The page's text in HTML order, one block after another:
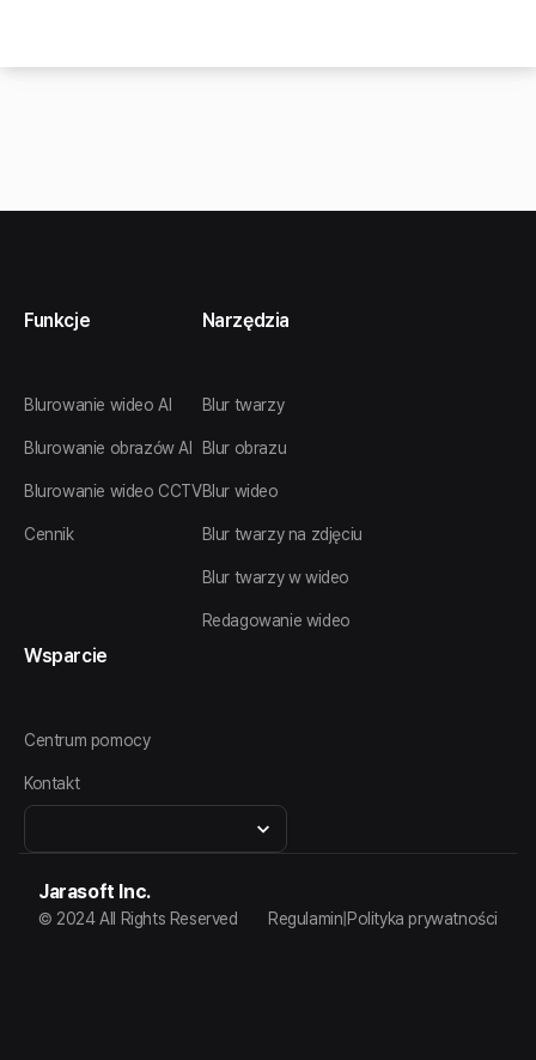
Funkcje
Blurowanie wideo AI
Blurowanie obrazów AI
Blurowanie wideo CCTV
Cennik
Narzędzia
Blur twarzy
Blur obrazu
Blur wideo
Blur twarzy na zdjęciu
Blur twarzy w wideo
Redagowanie wideo
Wsparcie
Centrum pomocy
Kontakt
Jarasoft Inc.
© 2024 All Rights Reserved Regulamin Polityka prywatności